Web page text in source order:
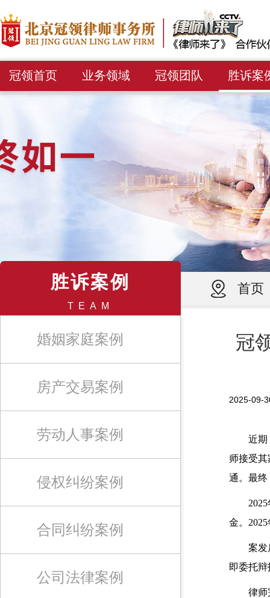
冠领首页 业务领域 冠领团队 胜诉案
首页
胜诉案例
TEAM
婚姻家庭案例
房产交易案例
劳动人事案例
侵权纠纷案例
合同纠纷案例
公司法律案例
冠
2025-09-
近期
师接受
通。最终
金。
案发
即委托
律师